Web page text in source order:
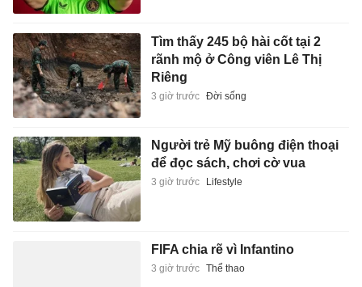
Tìm thấy 245 bộ hài cốt tại 2
rãnh mộ ở Công viên Lê Thị
Riêng
3 giờ trước Đời sống
Người trẻ Mỹ buông điện thoại
để đọc sách, chơi cờ vua
3 giờ trước Lifestyle
FIFA chia rẽ vì Infantino
3 giờ trước Thể thao